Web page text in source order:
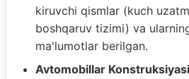
kiruvchi qismlar (kuch
boshqaruv tizimi) va
ma'lumotlar berilgan.
Avtomobillar